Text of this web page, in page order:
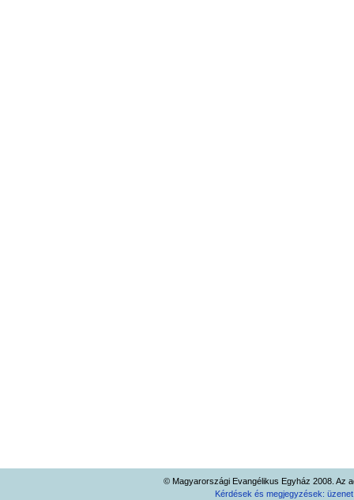
© Magyarországi Evangélikus Egyház 2008. Az
Kérdések és megjegyzések: